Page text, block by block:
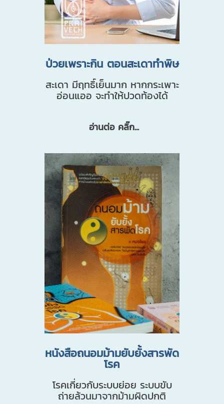
ป่วยเพราะกิน ตอนสะเดาทำพิษ
สะเดา มีฤทธิ์เย็นมาก หากกระเพาะ
อ่อนแออ จะทำให้ปวดท้องได้
อ่านต่อ คลิ๊ก...
หนังสือถนอมม้ามยับยั้งสารพัด
โรค
โรคเกี่ยวกับระบบย่อย ระบบขับ
ถ่ายล้วนมาจากม้ามผิดปกติ